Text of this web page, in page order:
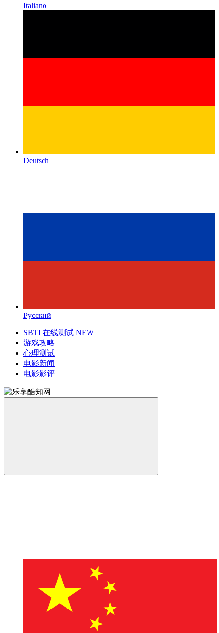
Italiano
Deutsch
Русский
SBTI 在线测试 NEW
游戏攻略
心理测试
电影新闻
电影影评